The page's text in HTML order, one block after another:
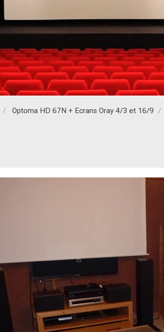
Optoma HD 67N + Ecrans Oray 4/3 et 16/9